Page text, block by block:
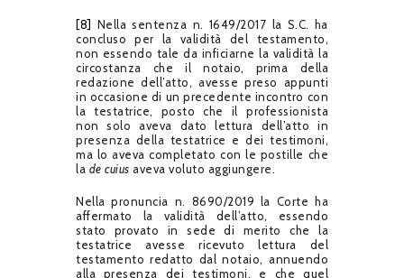
[8] Nella sentenza n. 1649/2017 la S.C. ha
concluso per la validità del testamento,
non essendo tale da inficiarne la validità la
circostanza che il notaio, prima della
redazione dell’atto, avesse preso appunti
in occasione di un precedente incontro con
la testatrice, posto che il professionista
non solo aveva dato lettura dell’atto in
presenza della testatrice e dei testimoni,
ma lo aveva completato con le postille che
la de cuius aveva voluto aggiungere.
Nella pronuncia n. 8690/2019 la Corte ha
affermato la validità dell’atto, essendo
stato provato in sede di merito che la
testatrice avesse ricevuto lettura del
testamento redatto dal notaio, annuendo
alla presenza dei testimoni, e che quel